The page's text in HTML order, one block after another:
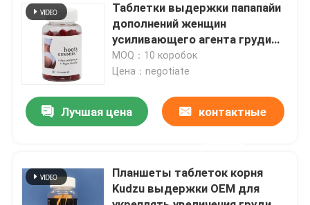
Проверка качества
Свяжитесь мы
Спросите цитату
Дополнение Maca травяное
Таблетки выдержки папапайи
дополнений женщин
усиливающего агента груди
травяные ориентированные на
заказчика
MOQ：10 коробок
Цена：negotiate
Лучшая цена контактные
Планшеты таблеток корня
Kudzu выдержки OEM для